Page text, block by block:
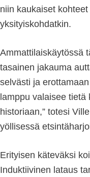
niin kaukaiset
yksityiskohdatkin.
Ammattilaiskäytössä
tasainen jakauma
selvästi ja
lamppu valaisee tietä
historiaan,” totesi
yöllisessä
Erityisen käteväksi
Induktiivinen lataus